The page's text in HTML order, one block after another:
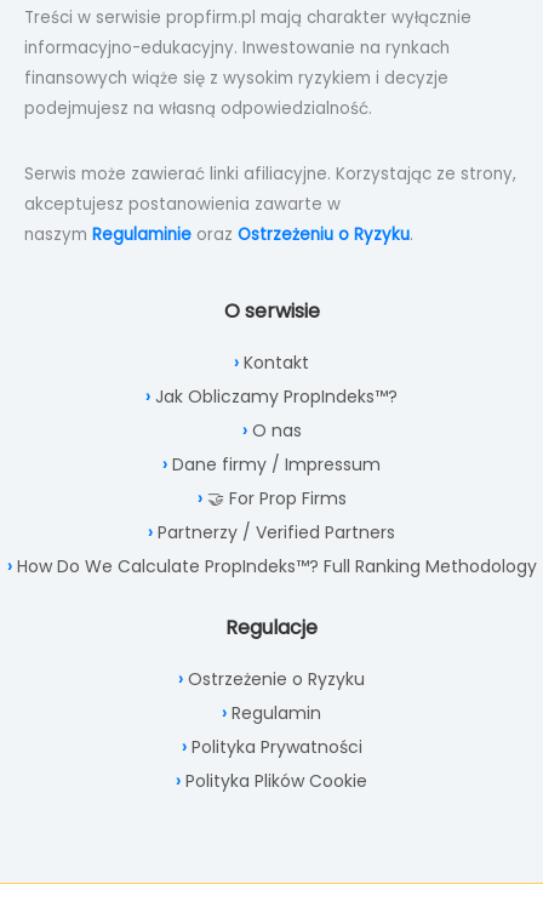
Treści w serwisie propfirm.pl mają charakter wyłącznie
informacyjno-edukacyjny. Inwestowanie na rynkach
finansowych wiąże się z wysokim ryzykiem i decyzje
podejmujesz na własną odpowiedzialność.
Serwis może zawierać linki afiliacyjne. Korzystając ze strony,
akceptujesz postanowienia zawarte w
naszym Regulaminie oraz Ostrzeżeniu o Ryzyku.
O serwisie
Kontakt
Jak Obliczamy PropIndeks™?
O nas
Dane firmy / Impressum
🤝 For Prop Firms
Partnerzy / Verified Partners
How Do We Calculate PropIndeks™? Full Ranking Methodology
Regulacje
Ostrzeżenie o Ryzyku
Regulamin
Polityka Prywatności
Polityka Plików Cookie